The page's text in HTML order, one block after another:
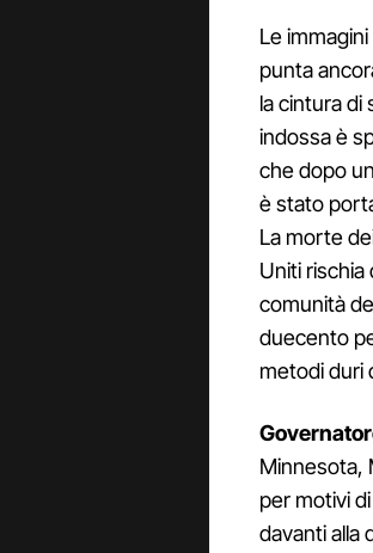
Le
punta
la cintura di
indossa è
che dopo
è stato
La morte
Uniti rischia
comunità
duecento
metodi duri
Minnesota,
per motivi
davanti alla